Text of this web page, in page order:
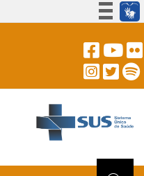
Acesso à informação
Canais